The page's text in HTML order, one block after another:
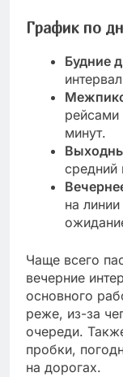
График по
Будние
рейсами
минут.
средний
на
Чаще всего
вечерние
основного
реже, из-за
очереди.
пробки,
на дорогах.